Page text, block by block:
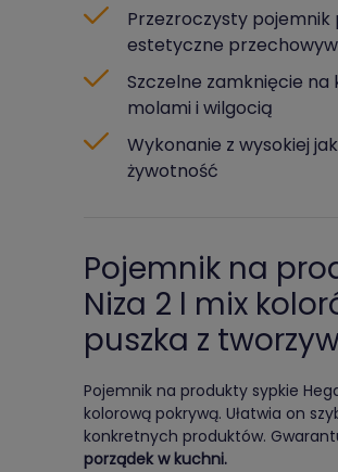
Przezroczysty
estetyczne
Szczelne zamknięcie
molami i wilgocią
Wykonanie z wysokiej
żywotność
Pojemnik na
Niza 2 l mix
puszka z
Pojemnik na produkty sypkie
kolorową pokrywą. Ułatwia on
konkretnych produktów.
porządek w kuchni.